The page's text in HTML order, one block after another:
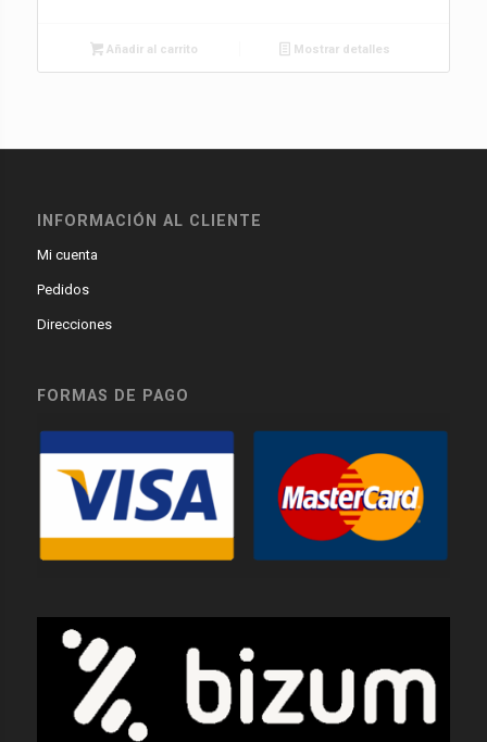
Añadir al carrito Mostrar detalles
INFORMACIÓN AL CLIENTE
Mi cuenta
Pedidos
Direcciones
FORMAS DE PAGO